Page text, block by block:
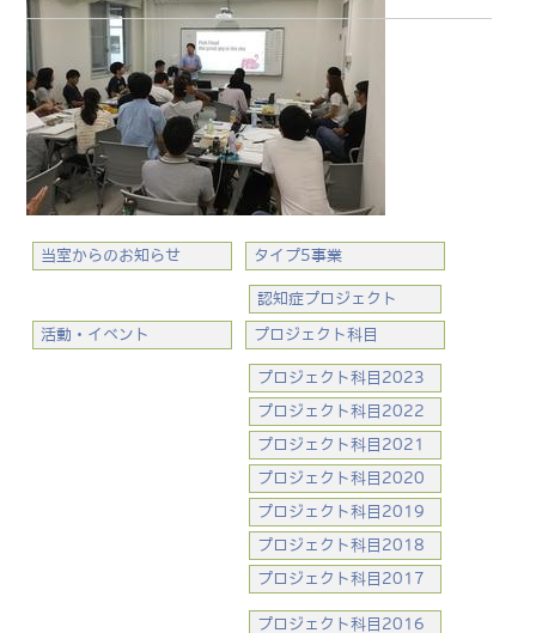
当室からのお知らせ タイプ5事業
認知症プロジェクト
活動・イベント プロジェクト科目
プロジェクト科目2023
プロジェクト科目2022
プロジェクト科目2021
プロジェクト科目2020
プロジェクト科目2019
プロジェクト科目2018
プロジェクト科目2017
プロジェクト科目2016